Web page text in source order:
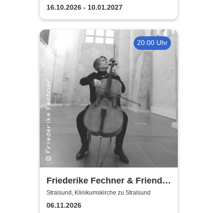
16.10.2026 - 10.01.2027
20:00 Uhr
Friederike Fechner & Friends
- Konzert im dunklen Monat
Stralsund, Klinikumskirche zu Stralsund
06.11.2026